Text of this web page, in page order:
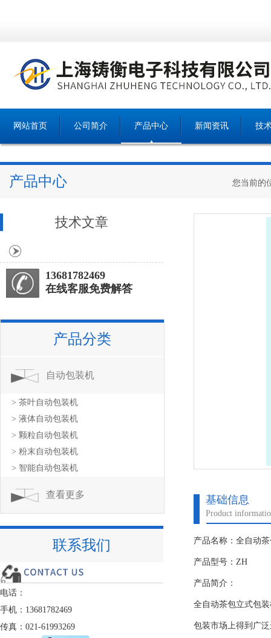
网站首页 公司简介 产品中心 新闻资讯 技
产品中心 您当前的
基础信息
Product
产品名称：全自动
产品型号：ZH
产品简介：
全自动茶包立式包
包装市场上得到广
技术文章
13681782469
在线客服免费解答
产品分类
自动包装机
> 茶叶自动包装机
> 液体自动包装机
> 颗粒自动包装机
> 粉末自动包装机
> 智能自动包装机
查看更多
联系我们
电话：
手机：13681782469
传真：021-61993269